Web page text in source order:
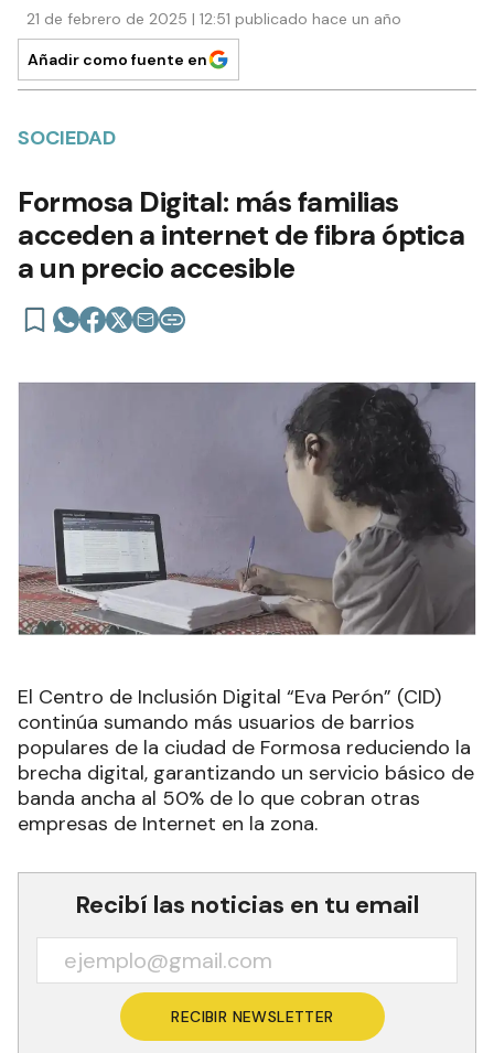
21 de febrero de 2025 | 12:51 publicado hace un año
Añadir como fuente en
SOCIEDAD
Formosa Digital: más familias
acceden a internet de fibra óptica
a un precio accesible
El Centro de Inclusión Digital “Eva Perón” (CID)
continúa sumando más usuarios de barrios
populares de la ciudad de Formosa reduciendo la
brecha digital, garantizando un servicio básico de
banda ancha al 50% de lo que cobran otras
empresas de Internet en la zona.
Recibí las noticias en tu email
RECIBIR NEWSLETTER